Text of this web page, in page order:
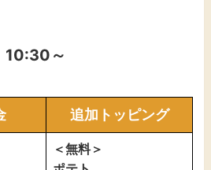
10:30～
追加トッピング
＜無料＞